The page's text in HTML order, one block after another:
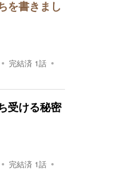
を書きまし
完結済 1話
受ける秘密
完結済 1話